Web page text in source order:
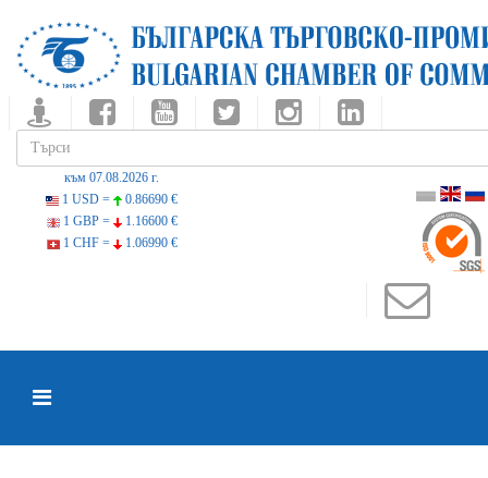
към 07.08.2026 г.
1 USD =
0.86690 €
1 GBP =
1.16600 €
1 CHF =
1.06990 €